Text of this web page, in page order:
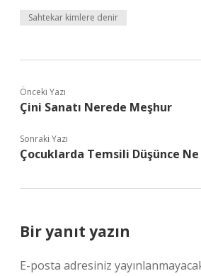
Sahtekar kimlere denir
Önceki Yazı
Çini Sanatı Nerede Meşhur
Sonraki Yazı
Çocuklarda Temsili Düşünce
Bir yanıt yazın
E-posta adresiniz